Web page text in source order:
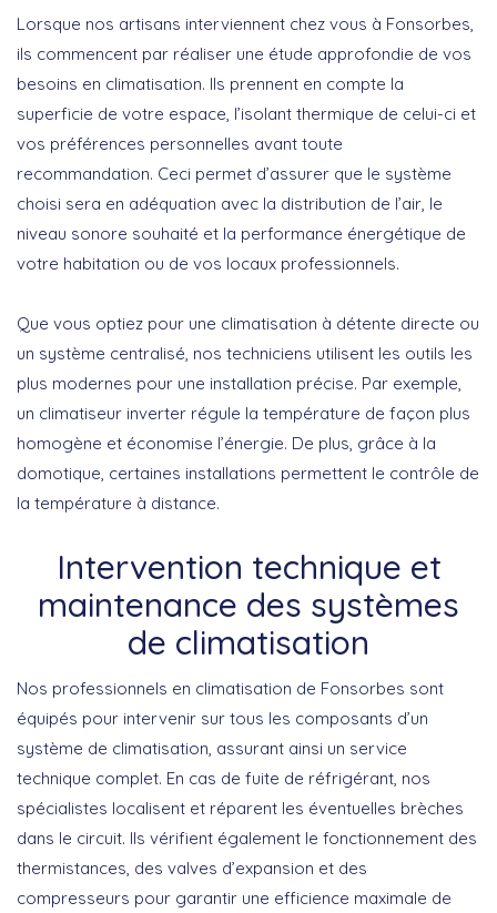
Lorsque nos artisans interviennent chez vous à Fonsorbes,
ils commencent par réaliser une étude approfondie de vos
besoins en climatisation. Ils prennent en compte la
superficie de votre espace, l’isolant thermique de celui-ci et
vos préférences personnelles avant toute
recommandation. Ceci permet d’assurer que le système
choisi sera en adéquation avec la distribution de l’air, le
niveau sonore souhaité et la performance énergétique de
votre habitation ou de vos locaux professionnels.
Que vous optiez pour une climatisation à détente directe ou
un système centralisé, nos techniciens utilisent les outils les
plus modernes pour une installation précise. Par exemple,
un climatiseur inverter régule la température de façon plus
homogène et économise l’énergie. De plus, grâce à la
domotique, certaines installations permettent le contrôle de
la température à distance.
Intervention technique et
maintenance des systèmes
de climatisation
Nos professionnels en climatisation de Fonsorbes sont
équipés pour intervenir sur tous les composants d’un
système de climatisation, assurant ainsi un service
technique complet. En cas de fuite de réfrigérant, nos
spécialistes localisent et réparent les éventuelles brèches
dans le circuit. Ils vérifient également le fonctionnement des
thermistances, des valves d’expansion et des
compresseurs pour garantir une efficience maximale de